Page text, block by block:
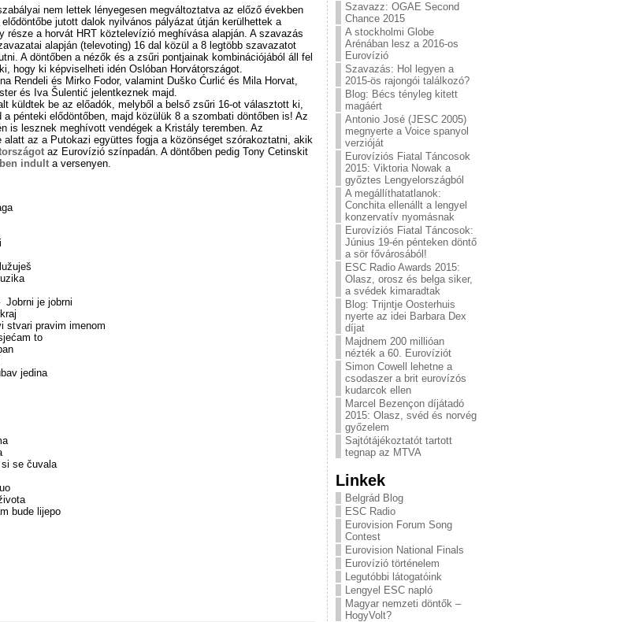
nem lettek lényegesen megváltoztatva az előző években
jutott dalok nyilvános pályázat útján kerülhettek a
része a horvát HRT köztelevízió meghívása alapján. A szavazás
alapján (televoting) 16 dal közül a 8 legtöbb szavazatot
A döntőben a nézők és a zsűri pontjainak kombinációjából áll fel
hogy ki képviselheti idén Oslóban Horvátországot.
Rendeli és Mirko Fodor, valamint Duško Ćurlić és Mila Horvat,
és Iva Šulentić jelentkeznek majd.
küldtek be az előadók, melyből a belső zsűri 16-ot választott ki,
pénteki elődöntőben, majd közülük 8 a szombati döntőben is! Az
is lesznek meghívott vendégek a Kristály teremben. Az
alatt az a Putokazi együttes fogja a közönséget szórakoztatni, akik
az Eurovízió színpadán. A döntőben pedig Tony Cetinskit
indult a versenyen.
je jobrni
stvari pravim imenom
to
jedina
se čuvala
bude lijepo
Szavazz: OGAE Second
Chance 2015
A stockholmi Globe
Arénában lesz a 2016-os
Eurovízió
Szavazás: Hol legyen a
2015-ös rajongói találkozó?
Blog: Bécs tényleg kitett
magáért
Antonio José (JESC 2005)
megnyerte a Voice spanyol
verzióját
Eurovíziós Fiatal Táncosok
2015: Viktoria Nowak a
győztes Lengyelországból
A megállíthatatlanok:
Conchita ellenállt a lengyel
konzervatív nyomásnak
Eurovíziós Fiatal Táncosok:
Június 19-én pénteken döntő
a sör fővárosából!
ESC Radio Awards 2015:
Olasz, orosz és belga siker,
a svédek kimaradtak
Blog: Trijntje Oosterhuis
nyerte az idei Barbara Dex
díjat
Majdnem 200 millióan
nézték a 60. Eurovíziót
Simon Cowell lehetne a
csodaszer a brit eurovízós
kudarcok ellen
Marcel Bezençon díjátadó
2015: Olasz, svéd és norvég
győzelem
Sajtótájékoztatót tartott
tegnap az MTVA
Linkek
Belgrád Blog
ESC Radio
Eurovision Forum Song
Contest
Eurovision National Finals
Eurovízió történelem
Legutóbbi látogatóink
Lengyel ESC napló
Magyar nemzeti döntők –
HogyVolt?